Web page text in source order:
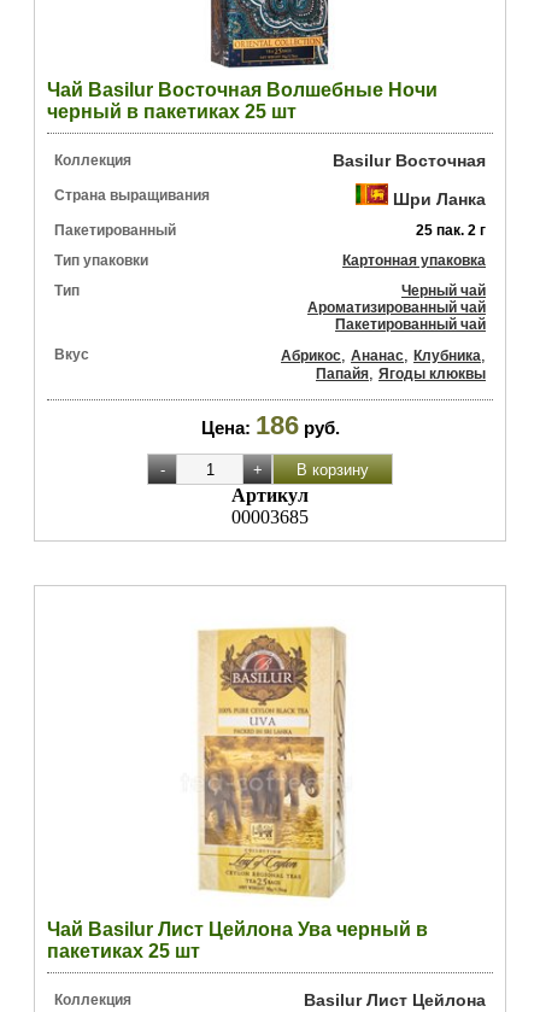
Чай Basilur Восточная Волшебные Ночи
черный в пакетиках 25 шт
Коллекция Basilur Восточная
Страна выращивания Шри Ланка
Пакетированный
25 пак. 2 г
Тип упаковки
Картонная упаковка
Тип
Черный чай
Ароматизированный чай
Пакетированный чай
Вкус
Абрикос, Ананас, Клубника,
Папайя, Ягоды клюквы
Цена: 186 руб.
Артикул
00003685
Чай Basilur Лист Цейлона Ува черный в
пакетиках 25 шт
Коллекция Basilur Лист Цейлона